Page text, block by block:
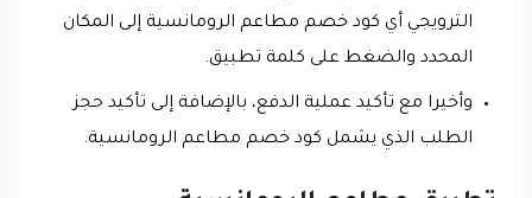
الترويجي أي كود خصم مطاعم الرومانسية إلى المكان
المحدد والضغط على كلمة تطبيق.
وأخيرا مع تأكيد عملية الدفع، بالإضافة إلى تأكيد حجز
الطلب الذي يشمل كود خصم مطاعم الرومانسية.